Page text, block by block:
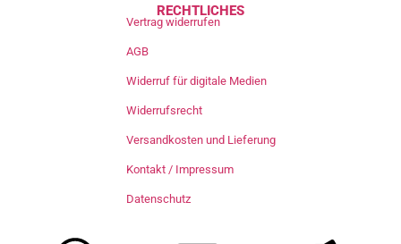
RECHTLICHES
Vertrag widerrufen
AGB
Widerruf für digitale Medien
Widerrufsrecht
Versandkosten und Lieferung
Kontakt / Impressum
Datenschutz